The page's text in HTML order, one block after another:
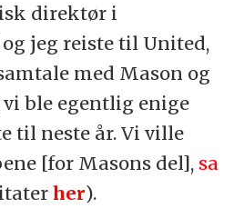
direktør i
jeg reiste til United,
med Mason og
ble egentlig enige
til neste år. Vi ville
[for Masons del], sa
her).